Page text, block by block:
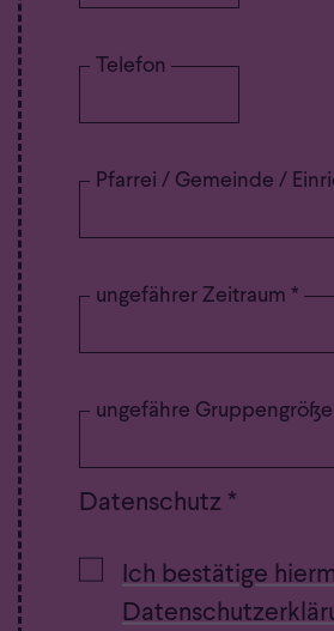
Telefon
Pfarrei / Gemeinde /
ungefährer Zeitraum *
ungefähre
Datenschutz *
Ich bestätige